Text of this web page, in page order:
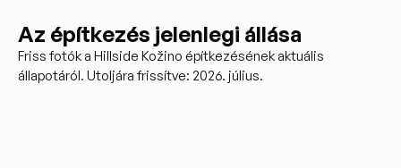
Az építkezés jelenlegi állása
Friss fotók a Hillside Kožino építkezésének aktuális
állapotáról. Utoljára frissítve: 2026. július.